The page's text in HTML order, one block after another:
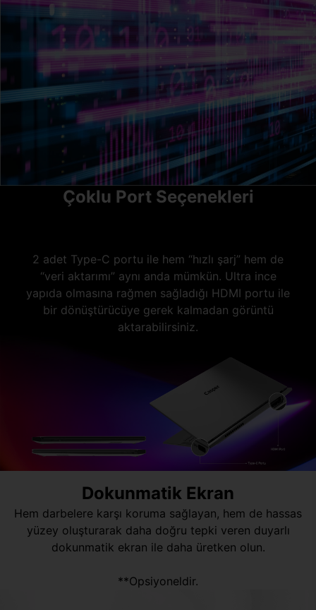
Çoklu Port Seçenekleri
2 adet Type-C portu ile hem “hızlı şarj” hem de
“veri aktarımı” aynı anda mümkün. Ultra ince
yapıda olmasına rağmen sağladığı HDMI portu ile
bir dönüştürücüye gerek kalmadan görüntü
aktarabilirsiniz.
Dokunmatik Ekran
Hem darbelere karşı koruma sağlayan, hem de hassas
yüzey oluşturarak daha doğru tepki veren duyarlı
dokunmatik ekran ile daha üretken olun.
**Opsiyoneldir.